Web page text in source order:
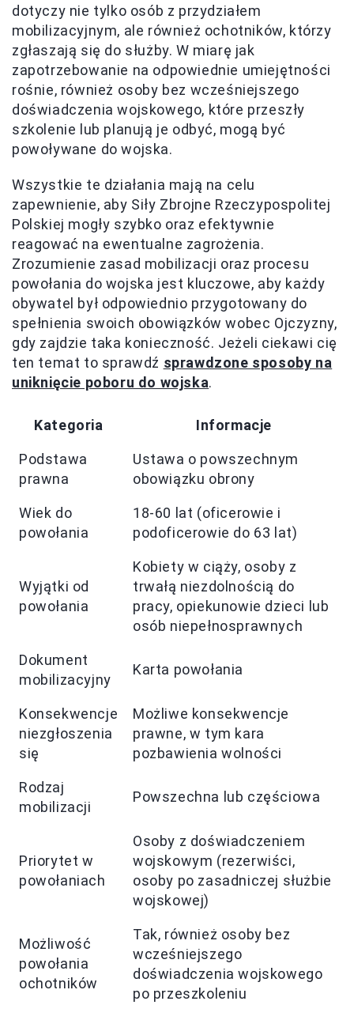
dotyczy nie tylko osób z przydziałem
mobilizacyjnym, ale również ochotników, którzy
zgłaszają się do służby. W miarę jak
zapotrzebowanie na odpowiednie umiejętności
rośnie, również osoby bez wcześniejszego
doświadczenia wojskowego, które przeszły
szkolenie lub planują je odbyć, mogą być
powoływane do wojska.
Wszystkie te działania mają na celu
zapewnienie, aby Siły Zbrojne Rzeczypospolitej
Polskiej mogły szybko oraz efektywnie
reagować na ewentualne zagrożenia.
Zrozumienie zasad mobilizacji oraz procesu
powołania do wojska jest kluczowe, aby każdy
obywatel był odpowiednio przygotowany do
spełnienia swoich obowiązków wobec Ojczyzny,
gdy zajdzie taka konieczność. Jeżeli ciekawi cię
ten temat to sprawdź sprawdzone sposoby na
uniknięcie poboru do wojska.
Kategoria Informacje
Podstawa
prawna
Ustawa o powszechnym
obowiązku obrony
Wiek do
powołania
18-60 lat (oficerowie i
podoficerowie do 63 lat)
Wyjątki od
powołania
Kobiety w ciąży, osoby z
trwałą niezdolnością do
pracy, opiekunowie dzieci lub
osób niepełnosprawnych
Dokument
mobilizacyjny
Karta powołania
Konsekwencje
niezgłoszenia
się
Możliwe konsekwencje
prawne, w tym kara
pozbawienia wolności
Rodzaj
mobilizacji
Powszechna lub częściowa
Priorytet w
powołaniach
Osoby z doświadczeniem
wojskowym (rezerwiści,
osoby po zasadniczej służbie
wojskowej)
Możliwość
powołania
ochotników
Tak, również osoby bez
wcześniejszego
doświadczenia wojskowego
po przeszkoleniu